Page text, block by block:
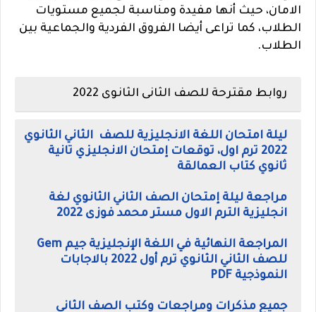
الامان، حيث أنها مفيدة ومناسبة لجميع مستويات
الطلاب، كما تراعى أيضا الفروق الفردية والجماعية بين
الطلاب.
روابط مقترحة للصف الثانى الثانوى 2022
ليلة امتحان اللغة الانجليزية للصف الثاني الثانوي
2022 ترم اول، توقعات إمتحان الانجليزي تانية
ثانوي كتاب العمالقة
مراجعة ليلة إمتحان الصف الثاني الثانوي لغة
انجليزية الترم الاول مستر محمد فوزى 2022
المراجعة النهائية في اللغة الإنجليزية جيم Gem
للصف الثاني الثانوي ترم أول 2022 بالاجابات
النموذجية PDF
جميع مذكرات ومراجعات وكتب الصف الثانى